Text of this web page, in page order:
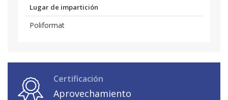
Lugar de impartición
Poliformat
Certificación
Aprovechamiento